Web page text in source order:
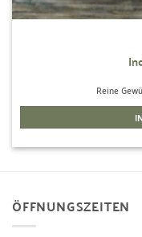
Reine
ÖFFNUNGSZEITEN